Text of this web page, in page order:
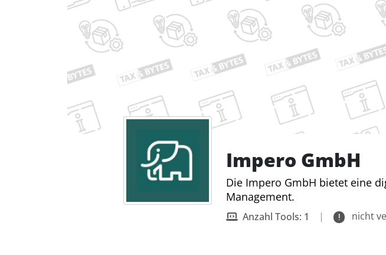
Impero GmbH
Die Impero GmbH bietet eine
Management.
Anzahl Tools: 1 | nicht